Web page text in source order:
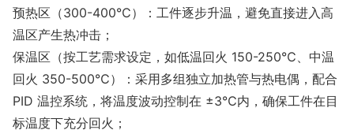
预热区（300-400℃）：工件逐步升温，避免直接进入高
温区产生热冲击；
保温区（按工艺需求设定，如低温回火 150-250℃、中温
回火 350-500℃）：采用多组独立加热管与热电偶，配合
PID 温控系统，将温度波动控制在 ±3℃内，确保工件在目
标温度下充分回火；